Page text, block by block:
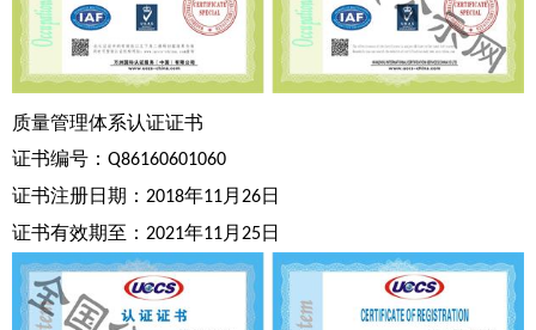
质量管理体系认证证书
证书编号：Q86160601060
证书注册日期： 2018年11月 26日
证书有效期至： 2021年11月 25日